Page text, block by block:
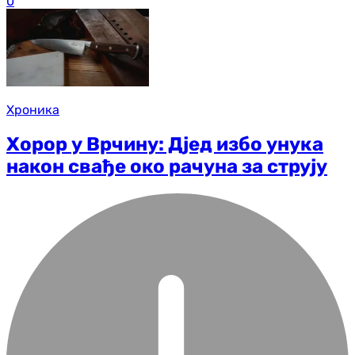
Хроника
Хорор у Врчину: Дјед избо унука
након свађе око рачуна за струју